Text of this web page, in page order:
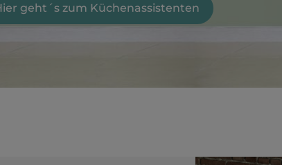
geht´s zum Küchenassistenten